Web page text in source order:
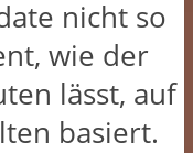
nicht so
wie der
lässt, auf
basiert.